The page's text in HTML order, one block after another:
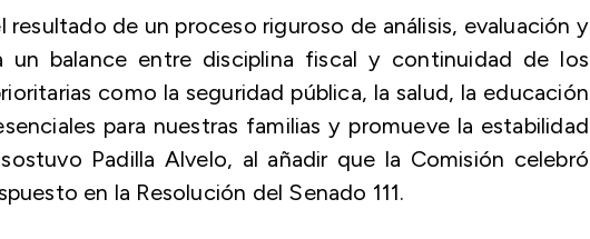
de un proceso riguroso de análisis, evaluación y
un balance entre disciplina fiscal y continuidad de los
como la seguridad pública, la salud, la educación
para nuestras familias y promueve la estabilidad
Padilla Alvelo, al añadir que la Comisión celebró
en la Resolución del Senado 111.